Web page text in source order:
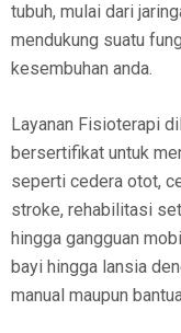
tubuh, mulai dari
mendukung suatu
kesembuhan anda.
Layanan Fisioterapi
bersertifikat untuk
seperti cedera otot,
stroke, rehabilitasi
hingga gangguan
bayi hingga lansia
manual maupun